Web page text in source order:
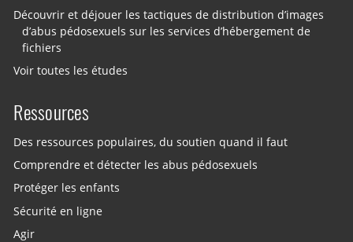
Découvrir et déjouer les tactiques de distribution d’images
d’abus pédosexuels sur les services d’hébergement de
fichiers
Voir toutes les études
Ressources
Des ressources populaires, du soutien quand il faut
Comprendre et détecter les abus pédosexuels
Protéger les enfants
Sécurité en ligne
Agir